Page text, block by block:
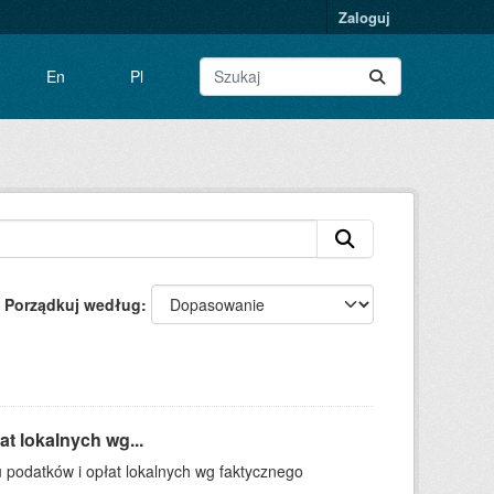
Zaloguj
En Pl
Porządkuj według
lokalnych wg...
i opłat lokalnych wg faktycznego